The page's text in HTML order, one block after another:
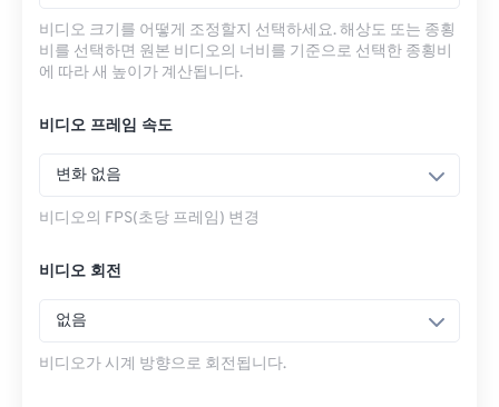
비디오 크기를 어떻게 조정할지 선택하세요. 해상도 또는 종횡
비를 선택하면 원본 비디오의 너비를 기준으로 선택한 종횡비
에 따라 새 높이가 계산됩니다.
비디오 프레임 속도
변화 없음
비디오의 FPS(초당 프레임) 변경
비디오 회전
없음
비디오가 시계 방향으로 회전됩니다.